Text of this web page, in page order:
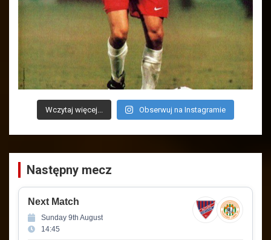
Wczytaj więcej... Obserwuj na Instagramie
Następny mecz
Next Match
Sunday 9th August
14:45